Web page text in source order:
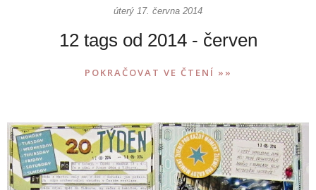
úterý 17. června 2014
12 tags od 2014 - červen
POKRAČOVAT VE ČTENÍ »»